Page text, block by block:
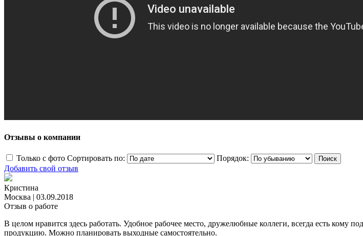
Отзывы о компании
Только с фото Сортировать по:
Порядок:
Добавить свой отзыв
Кристина
Москва | 03.09.2018
Отзыв о работе
В целом нравится здесь работать. Удобное рабочее место, дружелюбные коллеги, всегда есть кому
продукцию. Можно планировать выходные самостоятельно.